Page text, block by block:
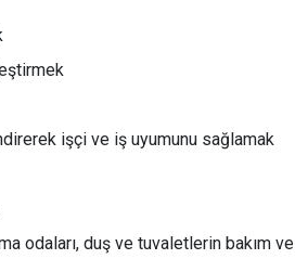
işçi ve iş uyumunu sağlamak
odaları, duş ve tuvaletlerin bakım ve